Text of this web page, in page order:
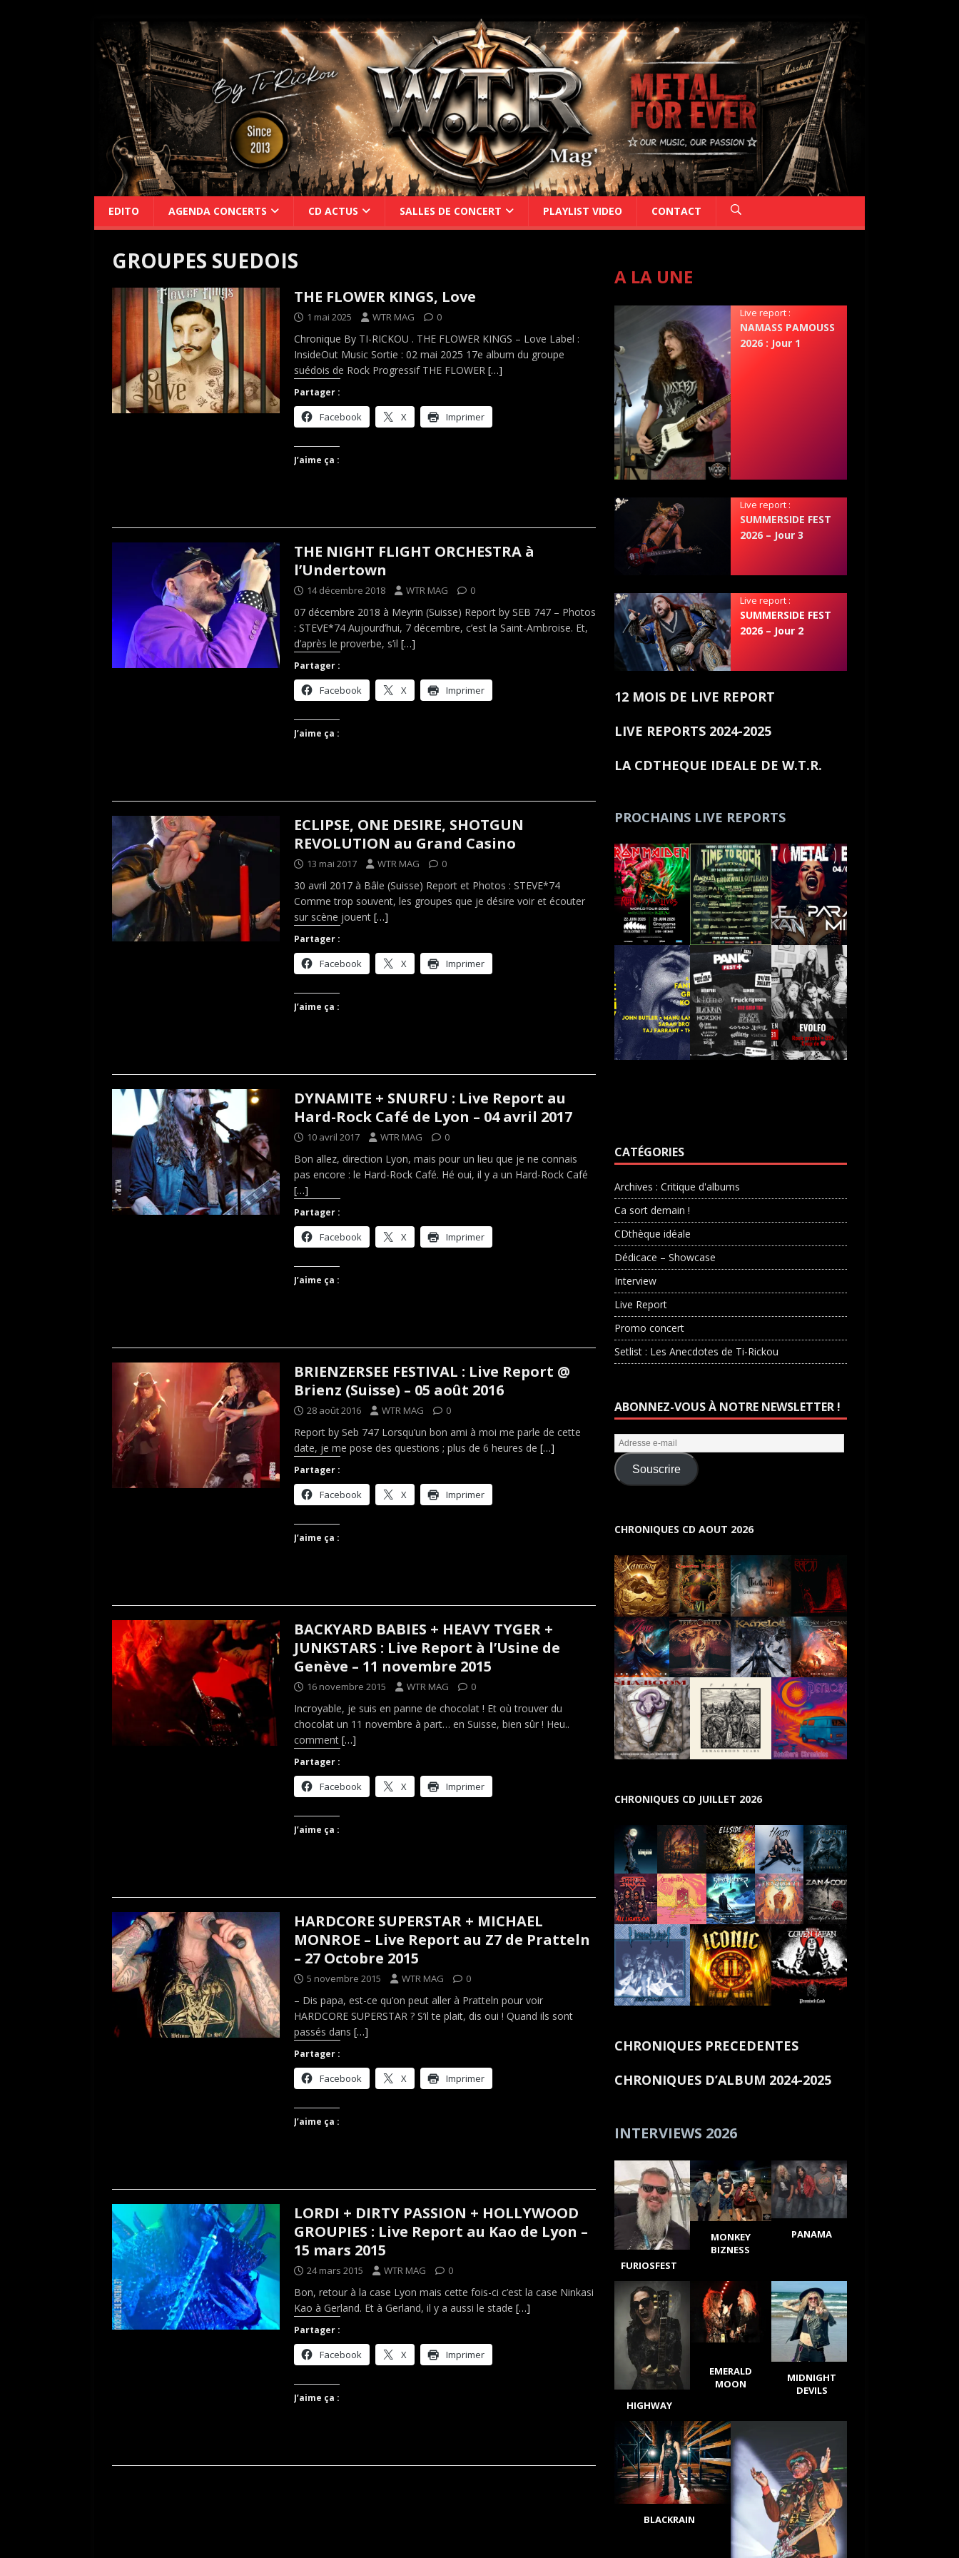
EDITO AGENDA CONCERTS CD ACTUS SALLES DE CONCERT PLAYLIST VIDEO CONTACT
GROUPES SUEDOIS
THE FLOWER KINGS, Love
1 mai 2025 WTR MAG 0
Chronique By TI-RICKOU . THE FLOWER KINGS – Love Label :
InsideOut Music Sortie : 02 mai 2025 17e album du groupe
suédois de Rock Progressif THE FLOWER […]
Partager :
Facebook X Imprimer
J’aime ça :
THE NIGHT FLIGHT ORCHESTRA à
l’Undertown
14 décembre 2018 WTR MAG 0
07 décembre 2018 à Meyrin (Suisse) Report by SEB 747 – Photos
: STEVE*74 Aujourd’hui, 7 décembre, c’est la Saint-Ambroise. Et,
d’après le proverbe, s’il […]
Partager :
Facebook X Imprimer
J’aime ça :
ECLIPSE, ONE DESIRE, SHOTGUN
REVOLUTION au Grand Casino
13 mai 2017 WTR MAG 0
30 avril 2017 à Bâle (Suisse) Report et Photos : STEVE*74
Comme trop souvent, les groupes que je désire voir et écouter
sur scène jouent […]
Partager :
Facebook X Imprimer
J’aime ça :
DYNAMITE + SNURFU : Live Report au
Hard-Rock Café de Lyon – 04 avril 2017
10 avril 2017 WTR MAG 0
Bon allez, direction Lyon, mais pour un lieu que je ne connais
pas encore : le Hard-Rock Café. Hé oui, il y a un Hard-Rock Café
[…]
Partager :
Facebook X Imprimer
J’aime ça :
BRIENZERSEE FESTIVAL : Live Report @
Brienz (Suisse) – 05 août 2016
28 août 2016 WTR MAG 0
Report by Seb 747 Lorsqu’un bon ami à moi me parle de cette
date, je me pose des questions ; plus de 6 heures de […]
Partager :
Facebook X Imprimer
J’aime ça :
BACKYARD BABIES + HEAVY TYGER +
JUNKSTARS : Live Report à l’Usine de
Genève – 11 novembre 2015
16 novembre 2015 WTR MAG 0
Incroyable, je suis en panne de chocolat ! Et où trouver du
chocolat un 11 novembre à part… en Suisse, bien sûr ! Heu..
comment […]
Partager :
Facebook X Imprimer
J’aime ça :
HARDCORE SUPERSTAR + MICHAEL
MONROE – Live Report au Z7 de Pratteln
– 27 Octobre 2015
5 novembre 2015 WTR MAG 0
– Dis papa, est-ce qu’on peut aller à Pratteln pour voir
HARDCORE SUPERSTAR ? S’il te plait, dis oui ! Quand ils sont
passés dans […]
Partager :
Facebook X Imprimer
J’aime ça :
LORDI + DIRTY PASSION + HOLLYWOOD
GROUPIES : Live Report au Kao de Lyon –
15 mars 2015
24 mars 2015 WTR MAG 0
Bon, retour à la case Lyon mais cette fois-ci c’est la case Ninkasi
Kao à Gerland. Et à Gerland, il y a aussi le stade […]
Partager :
Facebook X Imprimer
J’aime ça :
A LA UNE
Live report :
NAMASS PAMOUSS
2026 : Jour 1
Live report :
SUMMERSIDE FEST
2026 – Jour 3
Live report :
SUMMERSIDE FEST
2026 – Jour 2
12 MOIS DE LIVE REPORT
LIVE REPORTS 2024-2025
LA CDTHEQUE IDEALE DE W.T.R.
PROCHAINS LIVE REPORTS
CATÉGORIES
Archives : Critique d'albums
Ca sort demain !
CDthèque idéale
Dédicace – Showcase
Interview
Live Report
Promo concert
Setlist : Les Anecdotes de Ti-Rickou
ABONNEZ-VOUS À NOTRE NEWSLETTER !
Souscrire
CHRONIQUES CD AOUT 2026
CHRONIQUES CD JUILLET 2026
CHRONIQUES PRECEDENTES
CHRONIQUES D’ALBUM 2024-2025
INTERVIEWS 2026
FURIOSFEST
MONKEY
BIZNESS
PANAMA
HIGHWAY
EMERALD
MOON
MIDNIGHT
DEVILS
BLACKRAIN